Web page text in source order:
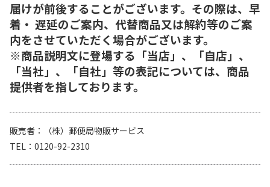
届けが前後することがございます。その際は、早
着・ 遅延のご案内、代替商品又は解約等のご案
内をさせていただく場合がございます。
※商品説明文に登場する「当店」、「自店」、
「当社」、「自社」等の表記については、商品
提供者を指しております。
販売者
（株）郵便局物販サービス
TEL
0120-92-2310